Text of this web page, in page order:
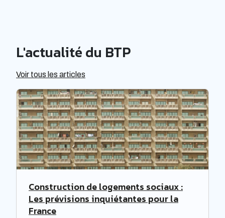
L'actualité du BTP
Voir tous les articles
Construction de logements sociaux :
Les prévisions inquiétantes pour la
France